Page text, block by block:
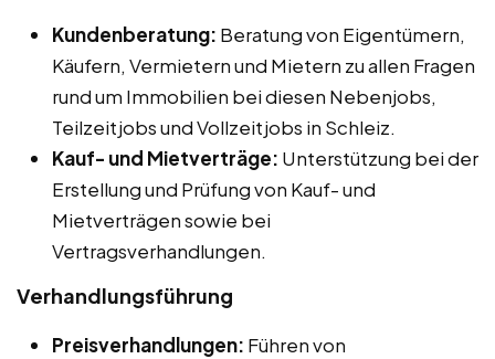
Kundenberatung: Beratung von Eigentümern,
Käufern, Vermietern und Mietern zu allen Fragen
rund um Immobilien bei diesen Nebenjobs,
Teilzeitjobs und Vollzeitjobs in Schleiz.
Kauf- und Mietverträge: Unterstützung bei der
Erstellung und Prüfung von Kauf- und
Mietverträgen sowie bei
Vertragsverhandlungen.
Verhandlungsführung
Preisverhandlungen: Führen von